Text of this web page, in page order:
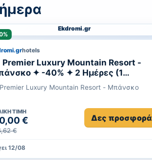
Ekdromi.gr
hotels
Premier Luxury Mountain Resort -
✦ -40% ✦ 2 Ημέρες (1
✦ 2 άτομα + 1 παιδί
και 5 ετών ✦ 20 ✦ έως 30/11/2026
στο Le Spa Κέντρο Ευεξίας!
ΑΝΑΚΑΙΝΙΣΜΕΝΟ!
Luxury Mountain Resort - Μπάνσκο
ΤΙΜΉ
€
€
Δες προσφορά
12/08